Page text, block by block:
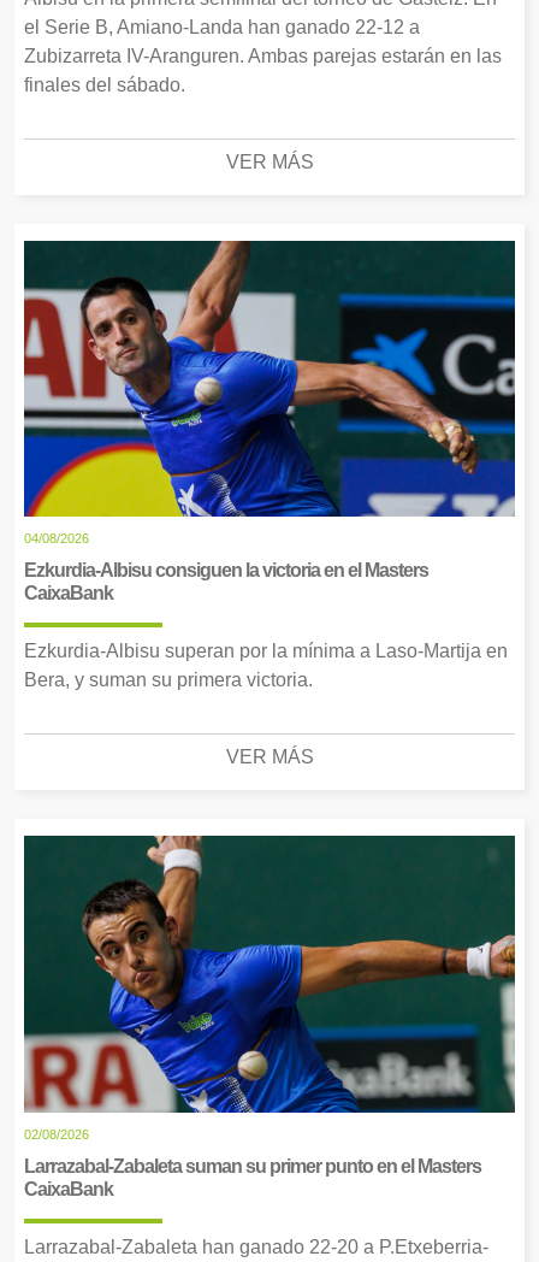
el Serie B, Amiano-Landa han ganado 22-12 a
Zubizarreta IV-Aranguren. Ambas parejas estarán en las
finales del sábado.
VER MÁS
04/08/2026
Ezkurdia-Albisu consiguen la victoria en el Masters
CaixaBank
Ezkurdia-Albisu superan por la mínima a Laso-Martija en
Bera, y suman su primera victoria.
VER MÁS
02/08/2026
Larrazabal-Zabaleta suman su primer punto en el Masters
CaixaBank
Larrazabal-Zabaleta han ganado 22-20 a P.Etxeberria-